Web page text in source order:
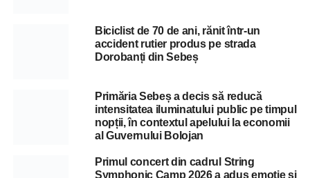
Biciclist de 70 de ani, rănit într-un
accident rutier produs pe strada
Dorobanți din Sebeș
Primăria Sebeș a decis să reducă
intensitatea iluminatului public pe timpul
nopții, în contextul apelului la economii
al Guvernului Bolojan
Primul concert din cadrul String
Symphonic Camp 2026 a adus emoție și